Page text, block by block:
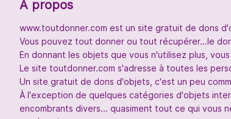
À propos
www.toutdonner.com est un site gratuit de dons
Vous pouvez tout donner ou tout récupérer...le
En donnant les objets que vous n'utilisez plus,
Le site toutdonner.com s'adresse à toutes les
Un site gratuit de dons d'objets, c'est un peu
À l'exception de quelques catégories d'objets
encombrants divers... quasiment tout ce qui vous